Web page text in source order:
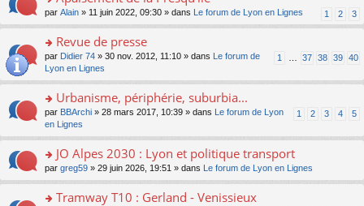
c
e
pl
s
ré
e
e
n
o
n
le
pl
s
ré
c
e
s
g
e
n
o
n
le
s
ré
c
ult
er
le
m
e
s
g
e
n
o
n
le
u
o
n
ult
er
le
m
e
s
s
e
n
o
n
1 2 3
par Alain » 11 juin 2022, 09:30 » dans Le forum de Lyon en Lignes
o
s
er
le
m
e
s
s
e
Revue de presse
1 37 38 39 40
par Didier 74 » 30 nov. 2012, 11:10 » dans
Le forum de
Lyon en Lignes
o
n
s
er
le
m
e
Urbanisme, périphérie, suburbia...
1 2 3 4 5
par BBArchi » 28 mars 2017, 10:39 » dans
Le forum de Lyon
en Lignes
o
n
JO Alpes 2030 : Lyon et politique transport
par greg59 » 29 juin 2026, 19:51 » dans Le forum de Lyon en Lignes
Tramway T10 : Gerland - Venissieux